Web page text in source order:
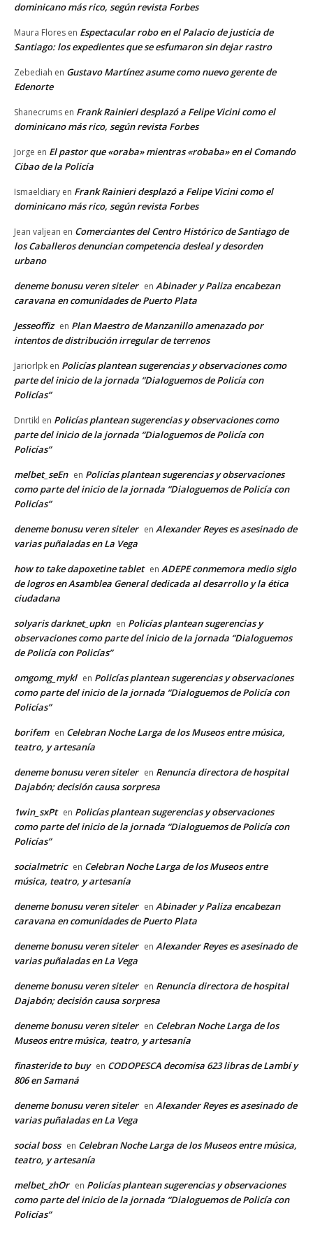
dominicano más rico, según revista Forbes
Maura Flores en Espectacular robo en el Palacio de justicia de
Santiago: los expedientes que se esfumaron sin dejar rastro
Zebediah en Gustavo Martínez asume como nuevo gerente de
Edenorte
Shanecrums en Frank Rainieri desplazó a Felipe Vicini como el
dominicano más rico, según revista Forbes
Jorge en El pastor que «oraba» mientras «robaba» en el Comando
Cibao de la Policía
Ismaeldiary en Frank Rainieri desplazó a Felipe Vicini como el
dominicano más rico, según revista Forbes
Jean valjean en Comerciantes del Centro Histórico de Santiago de
los Caballeros denuncian competencia desleal y desorden
urbano
deneme bonusu veren siteler en Abinader y Paliza encabezan
caravana en comunidades de Puerto Plata
Jesseoffiz en Plan Maestro de Manzanillo amenazado por
intentos de distribución irregular de terrenos
Jariorlpk en Policías plantean sugerencias y observaciones como
parte del inicio de la jornada “Dialoguemos de Policía con
Policías”
Dnrtikl en Policías plantean sugerencias y observaciones como
parte del inicio de la jornada “Dialoguemos de Policía con
Policías”
melbet_seEn en Policías plantean sugerencias y observaciones
como parte del inicio de la jornada “Dialoguemos de Policía con
Policías”
deneme bonusu veren siteler en Alexander Reyes es asesinado de
varias puñaladas en La Vega
how to take dapoxetine tablet en ADEPE conmemora medio siglo
de logros en Asamblea General dedicada al desarrollo y la ética
ciudadana
solyaris darknet_upkn en Policías plantean sugerencias y
observaciones como parte del inicio de la jornada “Dialoguemos
de Policía con Policías”
omgomg_mykl en Policías plantean sugerencias y observaciones
como parte del inicio de la jornada “Dialoguemos de Policía con
Policías”
borifem en Celebran Noche Larga de los Museos entre música,
teatro, y artesanía
deneme bonusu veren siteler en Renuncia directora de hospital
Dajabón; decisión causa sorpresa
1win_sxPt en Policías plantean sugerencias y observaciones
como parte del inicio de la jornada “Dialoguemos de Policía con
Policías”
socialmetric en Celebran Noche Larga de los Museos entre
música, teatro, y artesanía
deneme bonusu veren siteler en Abinader y Paliza encabezan
caravana en comunidades de Puerto Plata
deneme bonusu veren siteler en Alexander Reyes es asesinado de
varias puñaladas en La Vega
deneme bonusu veren siteler en Renuncia directora de hospital
Dajabón; decisión causa sorpresa
deneme bonusu veren siteler en Celebran Noche Larga de los
Museos entre música, teatro, y artesanía
finasteride to buy en CODOPESCA decomisa 623 libras de Lambí y
806 en Samaná
deneme bonusu veren siteler en Alexander Reyes es asesinado de
varias puñaladas en La Vega
social boss en Celebran Noche Larga de los Museos entre música,
teatro, y artesanía
melbet_zhOr en Policías plantean sugerencias y observaciones
como parte del inicio de la jornada “Dialoguemos de Policía con
Policías”